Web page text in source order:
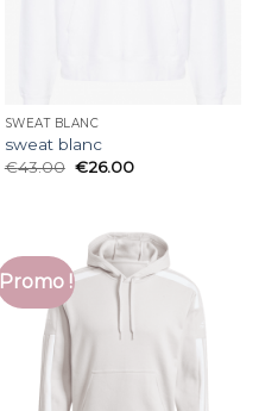
SWEAT BLANC
sweat blanc
€43.00 €26.00
Promo !